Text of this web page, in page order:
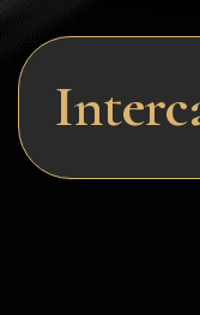
Tron
GRAM
Notcoin